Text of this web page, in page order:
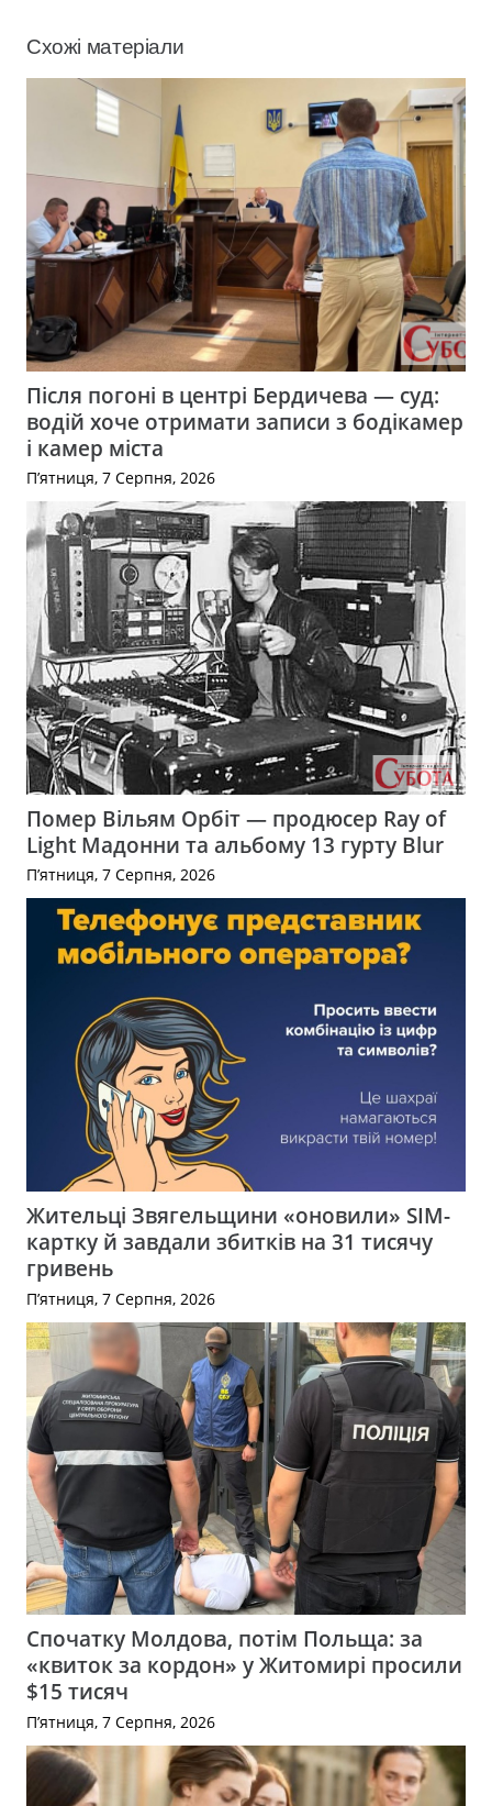
Схожі матеріали
Після погоні в центрі Бердичева — суд:
водій хоче отримати записи з бодікамер
і камер міста
П’ятниця, 7 Серпня, 2026
Помер Вільям Орбіт — продюсер Ray of
Light Мадонни та альбому 13 гурту Blur
П’ятниця, 7 Серпня, 2026
Жительці Звягельщини «оновили» SIM-
картку й завдали збитків на 31 тисячу
гривень
П’ятниця, 7 Серпня, 2026
Спочатку Молдова, потім Польща: за
«квиток за кордон» у Житомирі просили
$15 тисяч
П’ятниця, 7 Серпня, 2026